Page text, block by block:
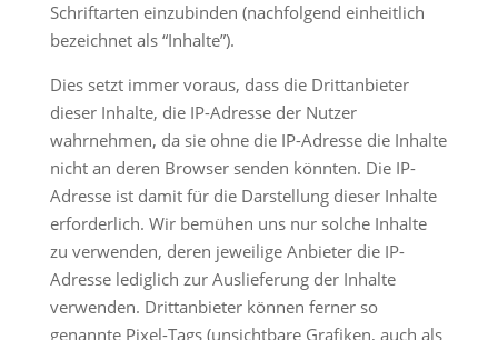
Schriftarten einzubinden (nachfolgend einheitlich
bezeichnet als “Inhalte”).
Dies setzt immer voraus, dass die Drittanbieter
dieser Inhalte, die IP-Adresse der Nutzer
wahrnehmen, da sie ohne die IP-Adresse die Inhalte
nicht an deren Browser senden könnten. Die IP-
Adresse ist damit für die Darstellung dieser Inhalte
erforderlich. Wir bemühen uns nur solche Inhalte
zu verwenden, deren jeweilige Anbieter die IP-
Adresse lediglich zur Auslieferung der Inhalte
verwenden. Drittanbieter können ferner so
genannte Pixel-Tags (unsichtbare Grafiken, auch als